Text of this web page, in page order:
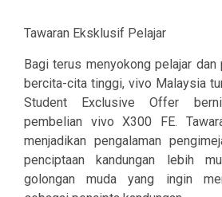
Tawaran Eksklusif Pelajar
Bagi terus menyokong pelajar dan
bercita-cita tinggi, vivo Malaysia
Student Exclusive Offer
pembelian vivo X300 FE.
menjadikan pengalaman
penciptaan kandungan lebih
golongan muda yang ingin